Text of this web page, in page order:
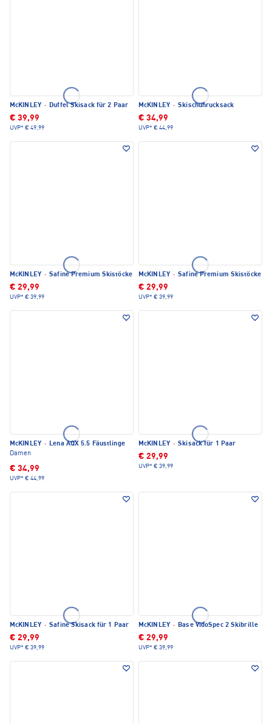
McKINLEY · Duffel Skisack für 2 Paar
€ 39,99
UVP* € 49,99
McKINLEY · Skischuhrucksack
€ 34,99
UVP* € 44,99
McKINLEY · Safine Premium Skistöcke
€ 29,99
UVP* € 39,99
McKINLEY · Safine Premium Skistöcke
€ 29,99
UVP* € 39,99
McKINLEY · Lena AQX 5.5 Fäustlinge
Damen
€ 34,99
UVP* € 44,99
McKINLEY · Skisack für 1 Paar
€ 29,99
UVP* € 39,99
McKINLEY · Safine Skisack für 1 Paar
€ 29,99
UVP* € 39,99
McKINLEY · Base VidoSpec 2 Skibrille
€ 29,99
UVP* € 39,99